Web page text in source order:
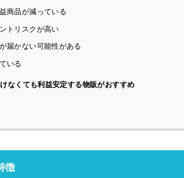
商品が減っている
トリスクが高い
届かない可能性がある
いる
なくても利益安定する物販がおすすめ
徴